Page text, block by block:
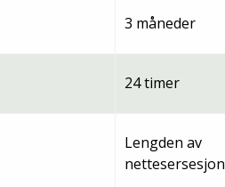
3 måneder
24 timer
Lengden av
nettesersesjon